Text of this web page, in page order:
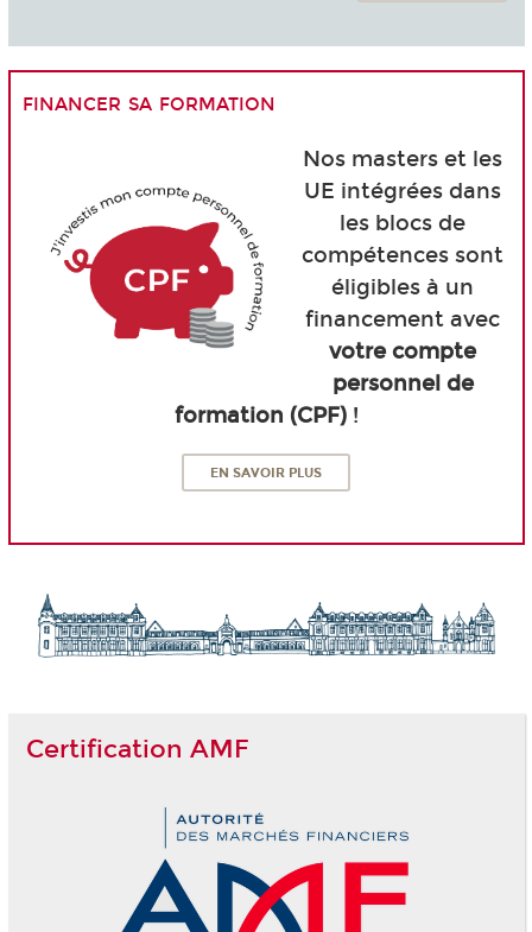
financer sa formation
Nos masters et les
UE intégrées dans
les blocs de
compétences sont
éligibles à un
financement avec
votre compte
personnel de
formation (CPF)!
EN SAVOIR PLUS
Certification AMF